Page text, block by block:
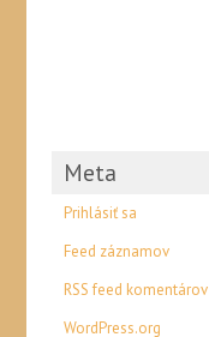
Meta
Prihlásiť sa
Feed záznamov
RSS feed komentárov
WordPress.org